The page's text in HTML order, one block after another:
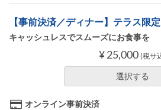
【事前決済／ディナー】テラス限
キャッシュレスでスムーズにお食事を
¥ 25,000 (税サ
選択する
オンライン事前決済